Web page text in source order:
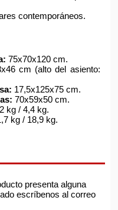
contemporáneos.
75x70x120 cm.
cm (alto del asiento:
17,5x125x75 cm.
70x59x50 cm.
kg / 4,4 kg.
kg / 18,9 kg.
presenta alguna
escríbenos al correo